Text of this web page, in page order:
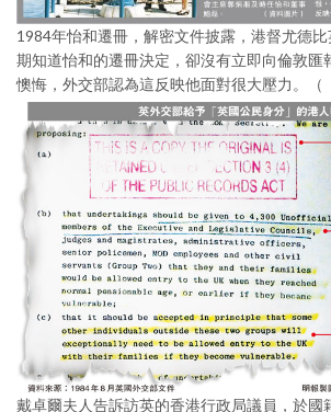
1984年怡和遷冊，解密文件披露，港督尤德
期知道怡和的遷冊決定，卻沒有立即向倫敦匯
懊悔，外交部認為這反映他面對很大壓力。（
戴卓爾夫人告訴訪英的香港行政局議員，於國